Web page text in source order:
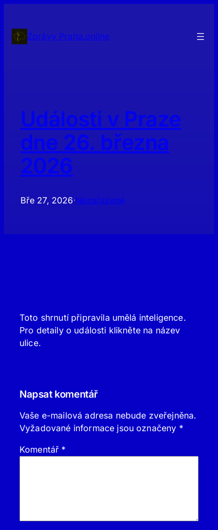
obsahZprávy Praha.online
Události v Praze
dne 26. března
2026
Bře 27, 2026 ·Nezařazené
Toto shrnutí připravila umělá inteligence.
Pro detaily o události klikněte na název
ulice.
Napsat komentář
Vaše e-mailová adresa nebude zveřejněna.
Vyžadované informace jsou označeny *
Komentář *